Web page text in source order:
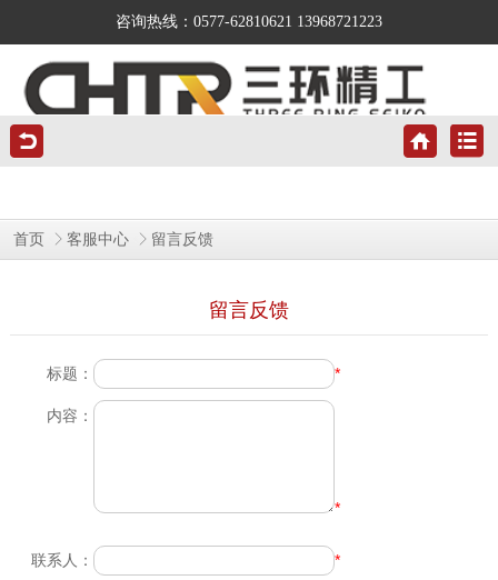
咨询热线：0577-62810621 13968721223
首页 客服中心 留言反馈
留言反馈
标题： *
内容：
*
联系人： *